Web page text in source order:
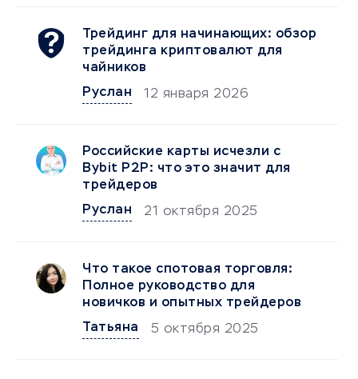
Трейдинг для начинающих: обзор
трейдинга криптовалют для
чайников
Руслан
12 января 2026
Российские карты исчезли с
Bybit P2P: что это значит для
трейдеров
Руслан
21 октября 2025
Что такое спотовая торговля:
Полное руководство для
новичков и опытных трейдеров
Татьяна
5 октября 2025